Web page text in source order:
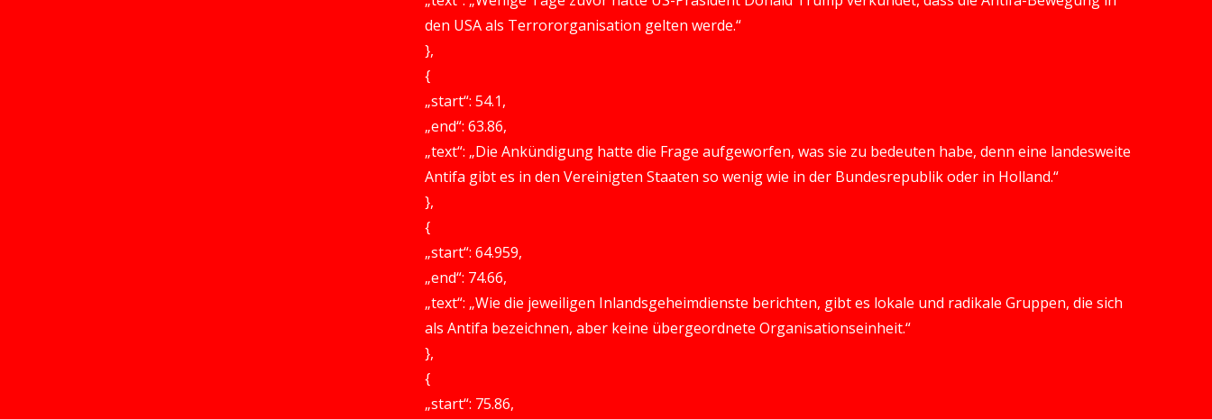
den USA als Terrororganisation gelten werde.“
},
{
„start“: 54.1,
„end“: 63.86,
„text“: „Die Ankündigung hatte die Frage aufgeworfen, was sie zu bedeuten habe, denn eine landesweite
Antifa gibt es in den Vereinigten Staaten so wenig wie in der Bundesrepublik oder in Holland.“
},
{
„start“: 64.959,
„end“: 74.66,
„text“: „Wie die jeweiligen Inlandsgeheimdienste berichten, gibt es lokale und radikale Gruppen, die sich
als Antifa bezeichnen, aber keine übergeordnete Organisationseinheit.“
},
{
„start“: 75.86,